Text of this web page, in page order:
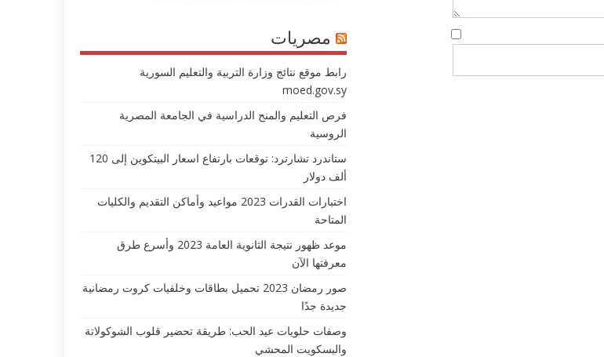
مصريات
رابط موقع نتائج وزارة التربية والتعليم السورية
moed.gov.sy
فرص التعليم والمنح الدراسية في الجامعة المصرية
الروسية
ستاندرد تشارترد: توقعات بارتفاع اسعار البيتكوين إلى 120
ألف دولار
اختبارات القدرات 2023 مواعيد وأماكن التقديم والكليات
المتاحة
موعد ظهور نتيجة الثانوية العامة 2023 وأسرع طرق
معرفتها الآن
صور رمضان 2023 تحميل بطاقات وخلفيات كروت رمضانية
جديدة جدًا
وصفات حلويات عيد الحب: طريقة تحضير قلوب الشوكولاتة
والبسكويت المحشي